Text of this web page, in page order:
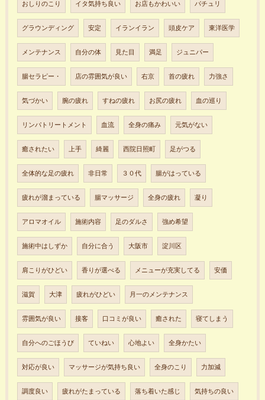
おしりのこり イタ気持ち良い お店もかわいい パチュリ
グラウンディング 安定 イランイラン 頭皮ケア 東洋医学
メンテナンス 自分の体 見た目 満足 ジュニパー
腸セラピー・ 店の雰囲気が良い 右京 首の疲れ 力強さ
気づかい 腕の疲れ すねの疲れ お尻の疲れ 血の巡り
リンパトリートメント 血流 全身の痛み 元気がない
癒されたい 上手 綺麗 西院日照町 足がつる
全体的な足の疲れ 非日常 ３０代 腸がはっている
疲れが溜まっている 腸マッサージ 全身の疲れ 凝り
アロマオイル 施術内容 足のダルさ 強め希望
施術中はしずか 自分に合う 大阪市 淀川区
肩こりがひどい 香りが選べる メニューが充実してる 安価
滋賀 大津 疲れがひどい 月一のメンテナンス
雰囲気が良い 接客 口コミが良い 癒された 寝てしまう
自分へのごほうび ていねい 心地よい 全身かたい
対応が良い マッサージが気持ち良い 全身のこり 力加減
調度良い 疲れがたまっている 落ち着いた感じ 気持ちの良い